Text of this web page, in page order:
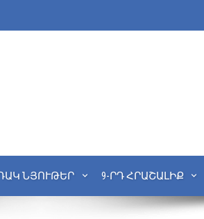
ՆՅՈՒԹԵՐ 9-ՐԴ ՀՐԱՇԱԼԻՔ